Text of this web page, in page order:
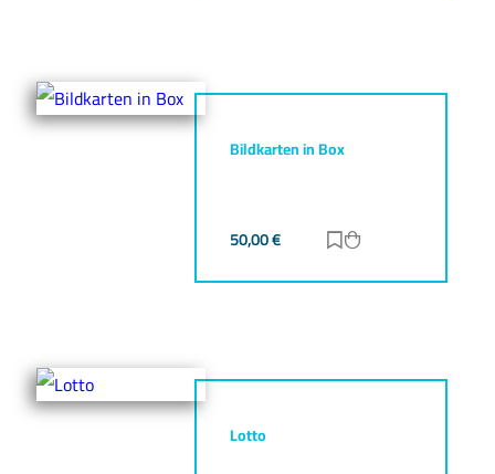
Bildkarten in Box
50,00€ Zur Merkliste
Lotto